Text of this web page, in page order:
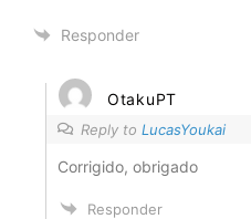
Responder
OtakuPT
Reply to LucasYoukai
Corrigido, obrigado
Responder